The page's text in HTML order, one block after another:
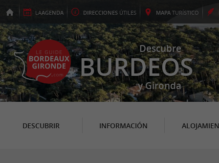
LAAGENDA DIRECCIONES ÚTILES MAPA TURÍSTICO
Descubre
BURDEOS
y Gironda
DESCUBRIR INFORMACIÓN